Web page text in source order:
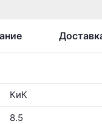
КиК
8.5